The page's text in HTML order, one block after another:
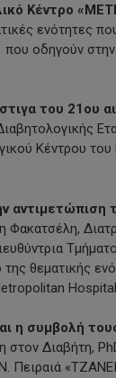
Κέντρο
ενότητες
οδηγούν
του 21ου
Κέντρου
αντιμετώπιση
Φακατσέλη,
θεματικής
η συμβολή
Διαβήτη,
Πειραιά